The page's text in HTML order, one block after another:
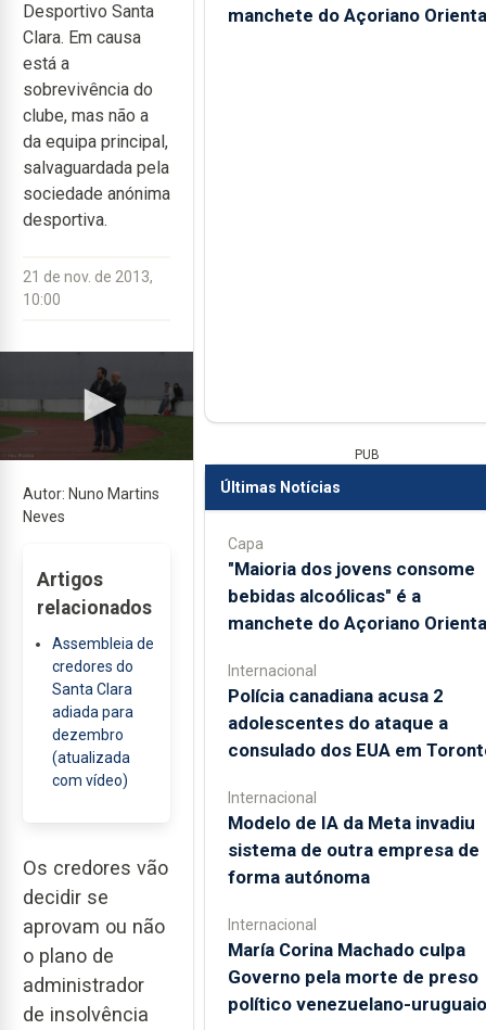
Desportivo Santa
Clara. Em causa
está a
sobrevivência do
clube, mas não a
da equipa principal,
salvaguardada pela
sociedade anónima
desportiva.
21 de nov. de 2013,
10:00
Autor: Nuno Martins
Neves
Artigos
relacionados
Assembleia de
credores do
Santa Clara
adiada para
dezembro
(atualizada
com vídeo)
Os credores vão
decidir se
aprovam ou não
o plano de
administrador
de insolvência
manchete do Açoriano
PUB
Últimas Notícias
Capa
"Maioria dos jovens consome
bebidas alcoólicas" é a
manchete do Açoriano
Internacional
Polícia canadiana acusa 2
adolescentes do ataque a
consulado dos EUA em
Internacional
Modelo de IA da Meta invadiu
sistema de outra empresa de
forma autónoma
Internacional
María Corina Machado culpa
Governo pela morte de preso
político venezuelano-uruguaio